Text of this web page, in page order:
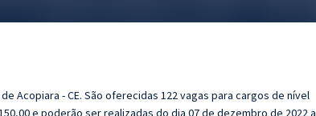
Acopiara - CE. São oferecidas 122 vagas para cargos de nível
e poderão ser realizadas do dia 07 de dezembro de 2022 a